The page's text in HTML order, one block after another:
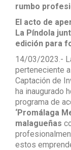
rumbo
El acto de
La Píndola
edición para
14/03/2023.-
perteneciente
Captación de
ha inaugurado
programa de
‘Promálaga
malagueñas
estos